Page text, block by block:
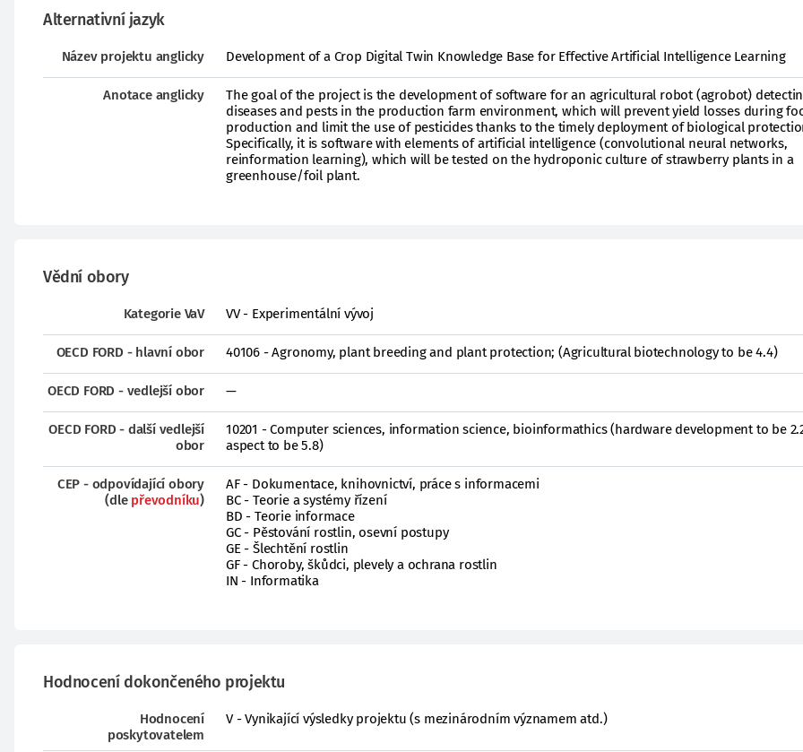
Alternativní jazyk
Název projektu anglicky Development of a Crop Digital Twin Knowledge Base for Effective Artificial Intelligence Learning
Anotace anglicky
The goal of the project is the development of software for an agricultural robot (agrobot)
diseases and pests in the production farm environment, which will prevent yield losses during
production and limit the use of pesticides thanks to the timely deployment of biological
Specifically, it is software with elements of artificial intelligence (convolutional neural networks,
reinformation learning), which will be tested on the hydroponic culture of strawberry plants in a
greenhouse/foil plant.
Vědní obory
Kategorie VaV VV - Experimentální vývoj
OECD FORD - hlavní obor 40106 - Agronomy, plant breeding and plant protection; (Agricultural biotechnology to be 4.4)
OECD FORD - vedlejší obor —
OECD FORD - další vedlejší
obor
10201 - Computer sciences, information science, bioinformathics (hardware development to be
aspect to be 5.8)
CEP - odpovídající obory
(dle převodníku)
AF - Dokumentace, knihovnictví, práce s informacemi
BC - Teorie a systémy řízení
BD - Teorie informace
GC - Pěstování rostlin, osevní postupy
GE - Šlechtění rostlin
GF - Choroby, škůdci, plevely a ochrana rostlin
IN - Informatika
Hodnocení dokončeného projektu
Hodnocení
poskytovatelem
V - Vynikající výsledky projektu (s mezinárodním významem atd.)